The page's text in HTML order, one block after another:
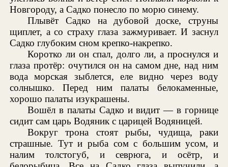
Новгороду, а Садко понесло по морю синему.
Плывёт Садко на дубовой доске, струны
щиплет, а со страху глаза зажмуривает. И заснул
Садко глубоким сном крепко-накрепко.
Коротко ли он спал, долго ли, а проснулся и
глаза протёр: очутился он на самом дне, над ним
вода морская зыблется, еле видно через воду
солнышко. Перед ним палаты белокаменные,
хорошо палаты изукрашены.
Вошёл в палаты Садко и видит — в горнице
сидит сам царь Водяник с царицей Водяницей.
Вокруг трона стоят рыбы, чудища, раки
страшные. Тут и рыба сом с большим усом, и
налим толстогуб, и севрюга, и осётр, и